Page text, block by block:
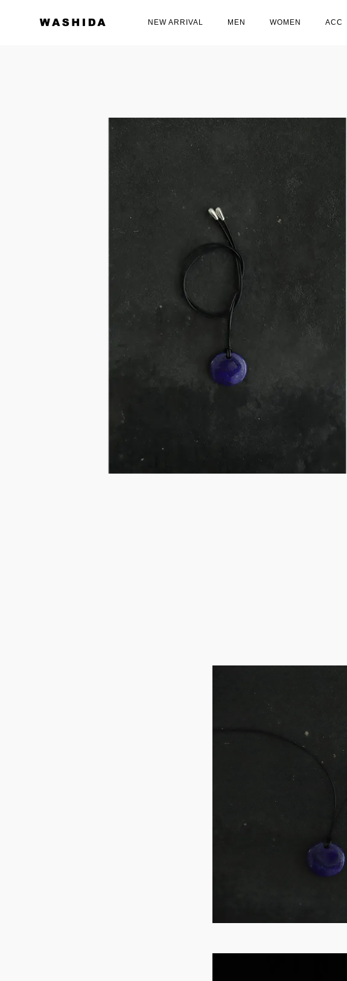
NEW ARRIVAL MEN WOMEN ACC